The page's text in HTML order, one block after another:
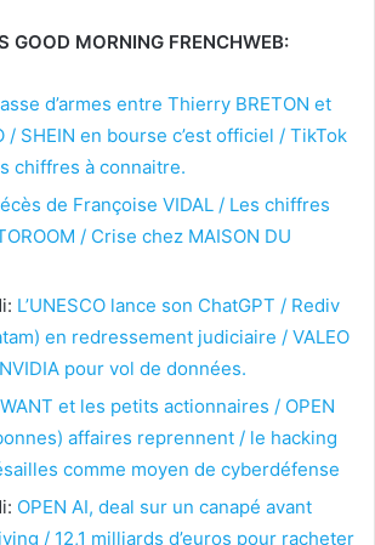
GOOD MORNING FRENCHWEB:
d’armes entre Thierry BRETON et
/ SHEIN en bourse c’est officiel / TikTok
chiffres à connaitre.
de Françoise VIDAL / Les chiffres
/ Crise chez MAISON DU
L’UNESCO lance son ChatGPT / Rediv
en redressement judiciaire / VALEO
pour vol de données.
et les petits actionnaires / OPEN
affaires reprennent / le hacking
comme moyen de cyberdéfense
OPEN AI, deal sur un canapé avant
/ 12,1 milliards d’euros pour racheter